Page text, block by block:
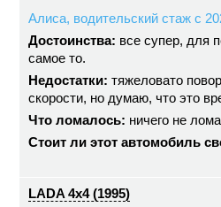
Алиса, водительский стаж с
Достоинства: все супер, для
самое то.
Недостатки: тяжеловато
скорости, но думаю, что это
Что ломалось: ничего не
Стоит ли этот автомобиль
LADA 4x4 (1995)